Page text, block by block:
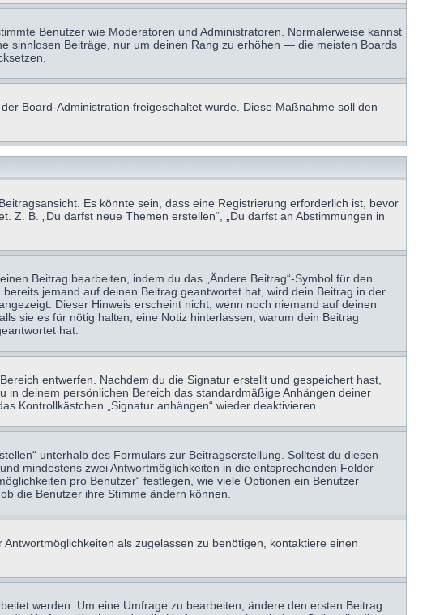
Benutzer wie Moderatoren und Administratoren. Normalerweise kannst
sinnlosen Beiträge, nur um deinen Rang zu erhöhen — die meisten Boards
Board-Administration freigeschaltet wurde. Diese Maßnahme soll den
Es könnte sein, dass eine Registrierung erforderlich ist, bevor
B. „Du darfst neue Themen erstellen“, „Du darfst an Abstimmungen in
Beitrag bearbeiten, indem du das „Ändere Beitrag“-Symbol für den
jemand auf deinen Beitrag geantwortet hat, wird dein Beitrag in der
Dieser Hinweis erscheint nicht, wenn noch niemand auf deinen
sie es für nötig halten, eine Notiz hinterlassen, warum dein Beitrag
hat.
entwerfen. Nachdem du die Signatur erstellt und gespeichert hast,
in deinem persönlichen Bereich das standardmäßige Anhängen deiner
Kontrollkästchen „Signatur anhängen“ wieder deaktivieren.
unterhalb des Formulars zur Beitragserstellung. Solltest du diesen
mindestens zwei Antwortmöglichkeiten in die entsprechenden Felder
pro Benutzer“ festlegen, wie viele Optionen ein Benutzer
die Benutzer ihre Stimme ändern können.
als zugelassen zu benötigen, kontaktiere einen
werden. Um eine Umfrage zu bearbeiten, ändere den ersten Beitrag